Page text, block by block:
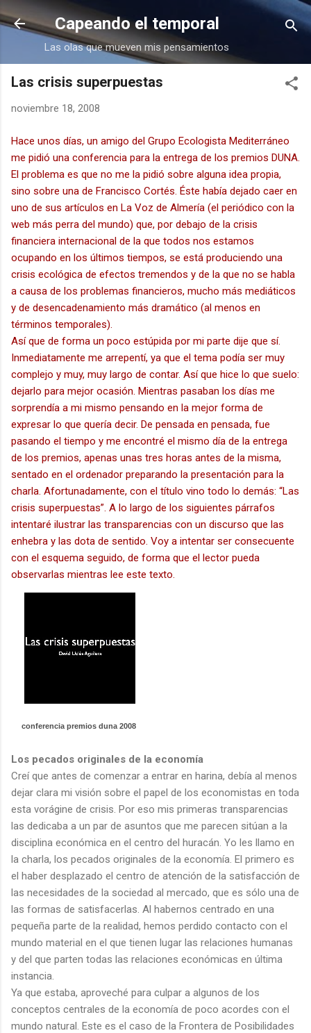
Ir al contenido principal
Capeando el temporal
Las olas que mueven mis pensamientos
Las crisis superpuestas
noviembre 18, 2008
Hace unos días, un amigo del Grupo Ecologista Mediterráneo
me pidió una conferencia para la entrega de los premios DUNA.
El problema es que no me la pidió sobre alguna idea propia,
sino sobre una de Francisco Cortés. Éste había dejado caer en
uno de sus artículos en La Voz de Almería (el periódico con la
web más perra del mundo) que, por debajo de la crisis
financiera internacional de la que todos nos estamos
ocupando en los últimos tiempos, se está produciendo una
crisis ecológica de efectos tremendos y de la que no se habla
a causa de los problemas financieros, mucho más mediáticos
y de desencadenamiento más dramático (al menos en
términos temporales).
Así que de forma un poco estúpida por mi parte dije que sí.
Inmediatamente me arrepentí, ya que el tema podía ser muy
complejo y muy, muy largo de contar. Así que hice lo que suelo:
dejarlo para mejor ocasión. Mientras pasaban los días me
sorprendía a mi mismo pensando en la mejor forma de
expresar lo que quería decir. De pensada en pensada, fue
pasando el tiempo y me encontré el mismo día de la entrega
de los premios, apenas unas tres horas antes de la misma,
sentado en el ordenador preparando la presentación para la
charla. Afortunadamente, con el título vino todo lo demás: “Las
crisis superpuestas”. A lo largo de los siguientes párrafos
intentaré ilustrar las transparencias con un discurso que las
enhebra y las dota de sentido. Voy a intentar ser consecuente
con el esquema seguido, de forma que el lector pueda
observarlas mientras lee este texto.
conferencia premios duna 2008
Los pecados originales de la economía
Creí que antes de comenzar a entrar en harina, debía al menos
dejar clara mi visión sobre el papel de los economistas en toda
esta vorágine de crisis. Por eso mis primeras transparencias
las dedicaba a un par de asuntos que me parecen sitúan a la
disciplina económica en el centro del huracán. Yo les llamo en
la charla, los pecados originales de la economía. El primero es
el haber desplazado el centro de atención de la satisfacción de
las necesidades de la sociedad al mercado, que es sólo una de
las formas de satisfacerlas. Al habernos centrado en una
pequeña parte de la realidad, hemos perdido contacto con el
mundo material en el que tienen lugar las relaciones humanas
y del que parten todas las relaciones económicas en última
instancia.
Ya que estaba, aproveché para culpar a algunos de los
conceptos centrales de la economía de poco acordes con el
mundo natural. Este es el caso de la Frontera de Posibilidades